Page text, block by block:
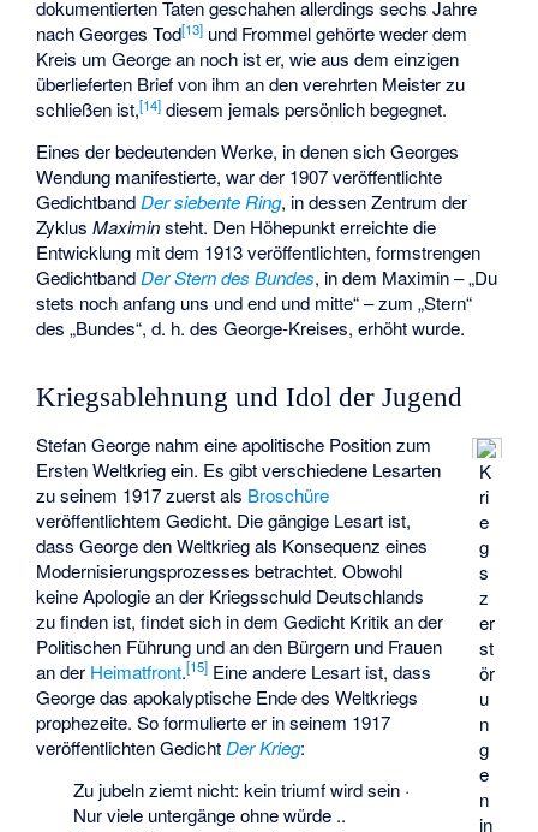
dokumentierten Taten geschahen allerdings sechs Jahre
nach Georges Tod[13] und Frommel gehörte weder dem
Kreis um George an noch ist er, wie aus dem einzigen
überlieferten Brief von ihm an den verehrten Meister zu
schließen ist,[14] diesem jemals persönlich begegnet.
Eines der bedeutenden Werke, in denen sich Georges
Wendung manifestierte, war der 1907 veröffentlichte
GedichtbandDer siebente Ring, in dessen Zentrum der
ZyklusMaximinsteht. Den Höhepunkt erreichte die
Entwicklung mit dem 1913 veröffentlichten, formstrengen
GedichtbandDer Stern des Bundes, in dem Maximin – „Du
stets noch anfang uns und end und mitte“ – zum „Stern“
des „Bundes“, d. h. des George-Kreises, erhöht wurde.
Kriegsablehnung und Idol der Jugend
K
ri
e
g
s
z
er
st
ör
u
n
g
e
n
in
Stefan George nahm eine apolitische Position zum
Ersten Weltkrieg ein. Es gibt verschiedene Lesarten
zu seinem 1917 zuerst als Broschüre
veröffentlichtem Gedicht. Die gängige Lesart ist,
dass George den Weltkrieg als Konsequenz eines
Modernisierungsprozesses betrachtet. Obwohl
keine Apologie an der Kriegsschuld Deutschlands
zu finden ist, findet sich in dem Gedicht Kritik an der
Politischen Führung und an den Bürgern und Frauen
an der Heimatfront.[15] Eine andere Lesart ist, dass
George das apokalyptische Ende des Weltkriegs
prophezeite. So formulierte er in seinem 1917
veröffentlichten GedichtDer Krieg:
Zu jubeln ziemt nicht: kein triumf wird sein ·
Nur viele untergänge ohne würde ..